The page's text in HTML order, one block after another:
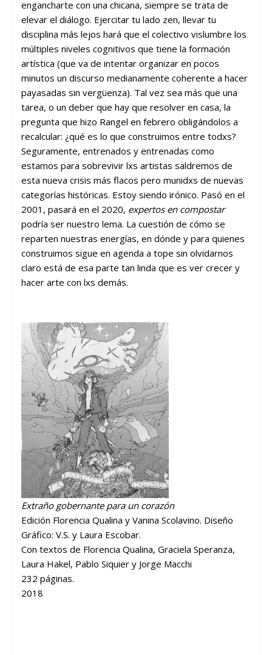
engancharte con una chicana, siempre se trata de
elevar el diálogo. Ejercitar tu lado zen, llevar tu
disciplina más lejos hará que el colectivo vislumbre los
múltiples niveles cognitivos que tiene la formación
artística (que va de intentar organizar en pocos
minutos un discurso medianamente coherente a hacer
payasadas sin vergüenza). Tal vez sea más que una
tarea, o un deber que hay que resolver en casa, la
pregunta que hizo Rangel en febrero obligándolos a
recalcular: ¿qué es lo que construimos entre todxs?
Seguramente, entrenados y entrenadas como
estamos para sobrevivir lxs artistas saldremos de
esta nueva crisis más flacos pero munidxs de nuevas
categorías históricas. Estoy siendo irónico. Pasó en el
2001, pasará en el 2020, expertos en compostar
podría ser nuestro lema. La cuestión de cómo se
reparten nuestras energías, en dónde y para quienes
construimos sigue en agenda a tope sin olvidarnos
claro está de esa parte tan linda que es ver crecer y
hacer arte con lxs demás.
Extraño gobernante para un corazón
Edición Florencia Qualina y Vanina Scolavino. Diseño
Gráfico: V.S. y Laura Escobar.
Con textos de Florencia Qualina, Graciela Speranza,
Laura Hakel, Pablo Siquier y Jorge Macchi
232 páginas.
2018